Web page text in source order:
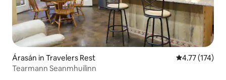
Árasán in Travelers Rest Meánrátáil
4.77 (174)
Tearmann Seanmhuilinn